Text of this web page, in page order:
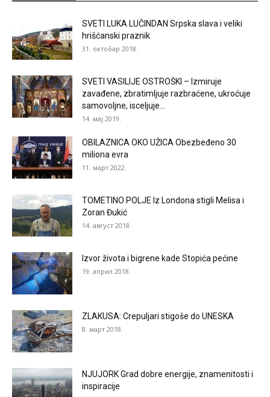
SVETI LUKA LUČINDAN Srpska slava i veliki
hrišćanski praznik
31. октобар 2018.
SVETI VASILIJE OSTROŠKI – Izmiruje
zavađene, zbratimljuje razbraćene, ukroćuje
samovoljne, isceljuje...
14. мај 2019.
OBILAZNICA OKO UŽICA Obezbeđeno 30
miliona evra
11. март 2022.
TOMETINO POLJE Iz Londona stigli Melisa i
Zoran Đukić
14. август 2018.
Izvor života i bigrene kade Stopića pećine
19. април 2018.
ZLAKUSA: Crepuljari stigoše do UNESKA
8. март 2018.
NJUJORK Grad dobre energije, znamenitosti i
inspiracije